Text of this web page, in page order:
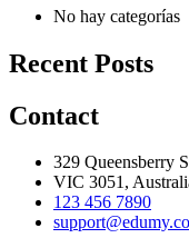
No hay categorías
Recent Posts
Contact
329 Queensberry
VIC 3051,
123 456 7890